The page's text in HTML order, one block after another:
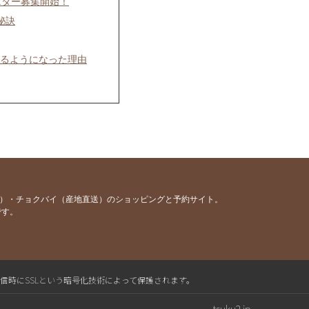
訣
ようになった理由
チョクバイ（産地直送）のショッピングと予約サイト。
。
にSSLという暗号化技術によって保護されます。